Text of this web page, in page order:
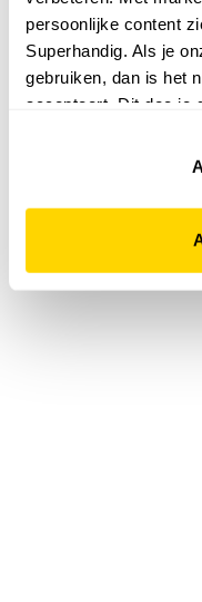
persoonlijke content
Superhandig. Als je
gebruiken, dan is het
accepteert. Dit doe je
website niet optimaal